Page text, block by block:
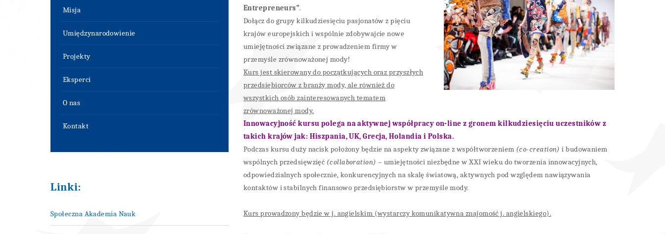
Misja
Umiędzynarodowienie
Projekty
Eksperci
O nas
Kontakt
Linki:
Społeczna Akademia Nauk
Entrepreneurs”.
Dołącz do grupy kilkudziesięciu pasjonatów z pięciu
krajów europejskich i wspólnie zdobywajcie nowe
umiejętności związane z prowadzeniem firmy w
przemyśle zrównoważonej mody!
Kurs jest skierowany do początkujących oraz przyszłych
przedsiębiorców z branży mody, ale również do
wszystkich osób zainteresowanych tematem
zrównoważonej mody.
Innowacyjność kursu polega na aktywnej współpracy on-line z gronem kilkudziesięciu uczestników z
takich krajów jak: Hiszpania, UK, Grecja, Holandia i Polska.
Podczas kursu duży nacisk położony będzie na aspekty związane z współtworzeniem (co-creation) i budowaniem
wspólnych przedsięwzięć (collaboration) – umiejętności niezbędne w XXI wieku do tworzenia innowacyjnych,
odpowiedzialnych społecznie, konkurencyjnych na skalę światową, aktywnych pod względem nawiązywania
kontaktów i stabilnych finansowo przedsiębiorstw w przemyśle mody.
Kurs prowadzony będzie w j. angielskim (wystarczy komunikatywna znajomość j. angielskiego).